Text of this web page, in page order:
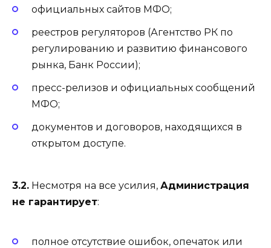
официальных сайтов МФО;
реестров регуляторов (Агентство РК по
регулированию и развитию финансового
рынка, Банк России);
пресс-релизов и официальных сообщений
МФО;
документов и договоров, находящихся в
открытом доступе.
3.2. Несмотря на все усилия, Администрация
не гарантирует:
полное отсутствие ошибок, опечаток или